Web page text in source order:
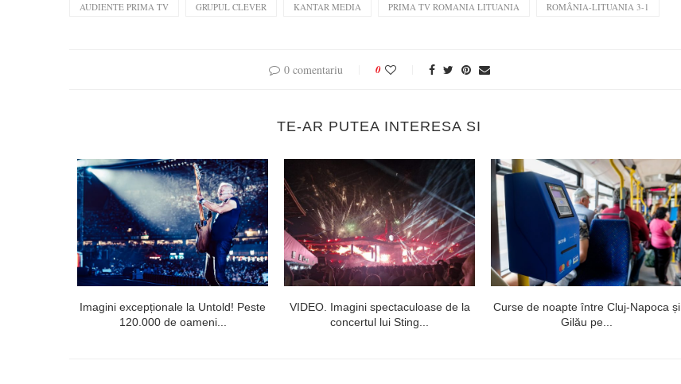
AUDIENTE PRIMA TV GRUPUL CLEVER KANTAR MEDIA PRIMA TV ROMANIA LITUANIA ROMÂNIA-LITUANIA 3-1
0 comentariu 0
TE-AR PUTEA INTERESA SI
Imagini excepționale la Untold! Peste
120.000 de oameni...
VIDEO. Imagini spectaculoase de la
concertul lui Sting...
Curse de noapte între Cluj-Napoca și
Gilău pe...